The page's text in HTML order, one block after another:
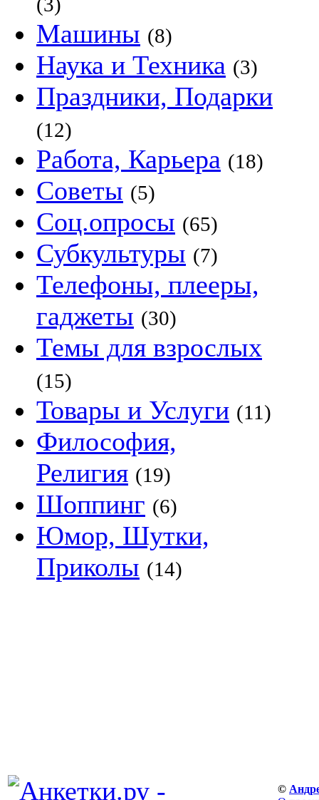
Машины (8)
Наука и Техника (3)
Праздники, Подарки
(12)
Работа, Карьера (18)
Советы (5)
Соц.опросы (65)
Субкультуры (7)
Телефоны, плееры,
гаджеты (30)
Темы для взрослых
(15)
Товары и Услуги (11)
Философия,
Религия (19)
Шоппинг (6)
Юмор, Шутки,
Приколы (14)
©